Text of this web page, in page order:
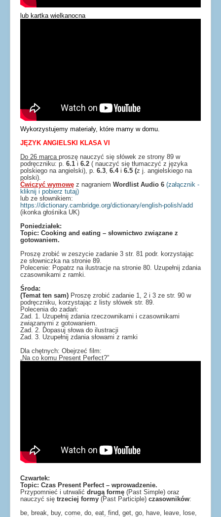
lub kartka wielkanocna
Wykorzystujemy materiały, które mamy w domu.
JĘZYK ANGIELSKI
KLASA VI
Do 26 marca proszę nauczyć się słówek ze strony 89 w
podręczniku: p. 6.1 i 6.2 ( nauczyć się tłumaczyć z języka
polskiego na angielski), p. 6.3, 6.4i 6.5 (z j. angielskiego na
polski).
Ćwiczyć wymowę z nagraniem Wordlist Audio 6 (załącznik -
kliknij i pobierz tutaj)
lub ze słownikiem:
https://dictionary.cambridge.org/dictionary/english-polish/add
(ikonka głośnika UK)
Poniedziałek:
Topic: Cooking and eating – słownictwo związane z
gotowaniem.
Proszę zrobić w zeszycie zadanie 3 str. 81 podr. korzystając
ze słowniczka na stronie 89.
Polecenie: Popatrz na ilustracje na stronie 80. Uzupełnij zdania
czasownikami z ramki.
Środa:
(Temat ten sam) Proszę zrobić zadanie 1, 2 i 3 ze str. 90 w
podręczniku, korzystając z listy słówek str. 89.
Polecenia do zadań:
Zad. 1. Uzupełnij zdania rzeczownikami i czasownikami
związanymi z gotowaniem.
Zad. 2. Dopasuj słowa do ilustracji
Zad. 3. Uzupełnij zdania słowami z ramki
Dla chętnych: Obejrzeć film:
„Na co komu Present Perfect?”
Czwartek:
Topic: Czas Present Perfect – wprowadzenie.
Przypomnieć i utrwalić drugą formę (Past Simple) oraz
nauczyć się trzeciej formy (Past Participle) czasowników:
be, break, buy, come, do, eat, find, get, go, have, leave, lose,